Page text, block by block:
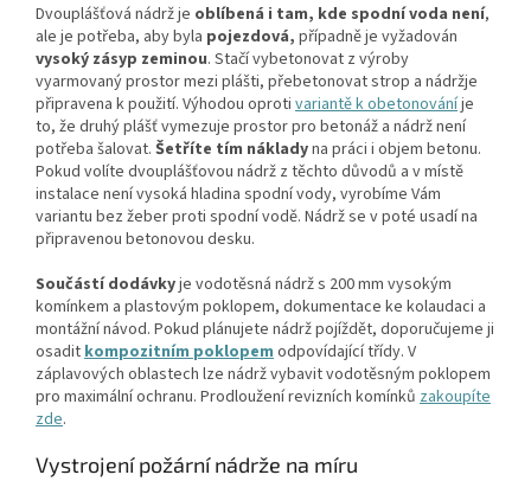
Dvouplášťová nádrž je oblíbená i tam, kde spodní voda není,
ale je potřeba, aby byla pojezdová, případně je vyžadován
vysoký zásyp zeminou. Stačí vybetonovat z výroby
vyarmovaný prostor mezi plášti, přebetonovat strop a nádržje
připravena k použití. Výhodou oproti variantě k obetonováníje
to, že druhý plášť vymezuje prostor pro betonáž a nádrž není
potřeba šalovat. Šetříte tím nákladyna práci i objem betonu.
Pokud volíte dvouplášťovou nádrž z těchto důvodů a v místě
instalace není vysoká hladina spodní vody, vyrobíme Vám
variantu bez žeber proti spodní vodě. Nádrž se v poté usadí na
připravenou betonovou desku.
Součástí dodávkyje vodotěsná nádrž s 200 mm vysokým
komínkem a plastovým poklopem, dokumentace ke kolaudaci a
montážní návod. Pokud plánujete nádrž pojíždět, doporučujeme ji
osadit kompozitním poklopem odpovídající třídy. V
záplavových oblastech lze nádrž vybavit vodotěsným poklopem
pro maximální ochranu. Prodloužení revizních komínků zakoupíte
zde.
Vystrojení požární nádrže na míru